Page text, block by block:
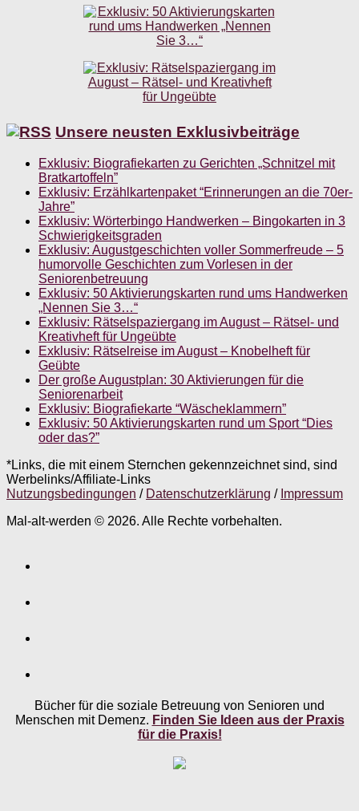
Unsere neusten Exklusivbeiträge
Exklusiv: Biografiekarten zu Gerichten „Schnitzel mit
Bratkartoffeln”
Exklusiv: Erzählkartenpaket “Erinnerungen an die 70er-
Jahre”
Exklusiv: Wörterbingo Handwerken – Bingokarten in 3
Schwierigkeitsgraden
Exklusiv: Augustgeschichten voller Sommerfreude – 5
humorvolle Geschichten zum Vorlesen in der
Seniorenbetreuung
Exklusiv: 50 Aktivierungskarten rund ums Handwerken
„Nennen Sie 3…“
Exklusiv: Rätselspaziergang im August – Rätsel- und
Kreativheft für Ungeübte
Exklusiv: Rätselreise im August – Knobelheft für
Geübte
Der große Augustplan: 30 Aktivierungen für die
Seniorenarbeit
Exklusiv: Biografiekarte “Wäscheklammern”
Exklusiv: 50 Aktivierungskarten rund um Sport “Dies
oder das?”
*Links, die mit einem Sternchen gekennzeichnet sind, sind
Werbelinks/Affiliate-Links
Nutzungsbedingungen / Datenschutzerklärung / Impressum
Mal-alt-werden © 2026. Alle Rechte vorbehalten.
Bücher für die soziale Betreuung von Senioren und
Menschen mit Demenz. Finden Sie Ideen aus der Praxis
für die Praxis!